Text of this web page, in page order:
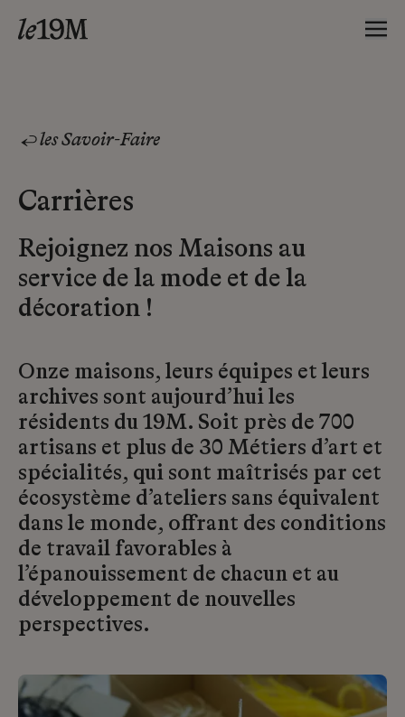
les Savoir-Faire
Carrières
Rejoignez nos Maisons au
service de la mode et de la
décoration !
Onze maisons, leurs équipes et leurs
archives sont aujourd’hui les
résidents du 19M. Soit près de 700
artisans et plus de 30 Métiers d’art et
spécialités, qui sont maîtrisés par cet
écosystème d’ateliers sans équivalent
dans le monde, offrant des conditions
de travail favorables à
l’épanouissement de chacun et au
développement de nouvelles
perspectives.